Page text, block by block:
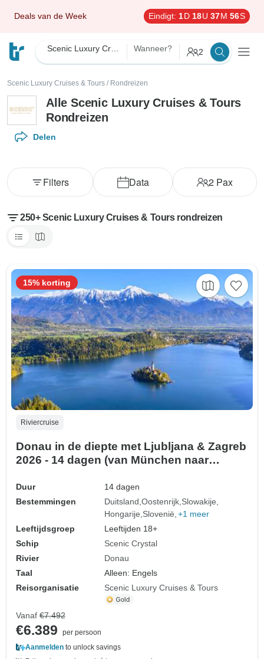
Deals van de Week Eindigt: 1D 18U 37M 55S
Wanneer? 2
Scenic Luxury Cruises & Tours / Rondreizen
Alle Scenic Luxury Cruises & Tours
Rondreizen
Delen
Data 2 Pax
Filters
250+ Scenic Luxury Cruises & Tours rondreizen
Riviercruise
Donau in de diepte met Ljubljana & Zagreb
2026 - 14 dagen (van München naar
Duur
14 dagen
Bestemmingen
Duitsland Oostenrijk Slowakije
Hongarije Slovenië +1 meer
Leeftijdsgroep
Leeftijden 18+
Schip
Scenic Crystal
Rivier
Donau
Taal
Alleen: Engels
Reisorganisatie
Scenic Luxury Cruises & Tours
15% korting
Vanaf €7.492
€6.389
per persoon
Aanmelden to unlock savings